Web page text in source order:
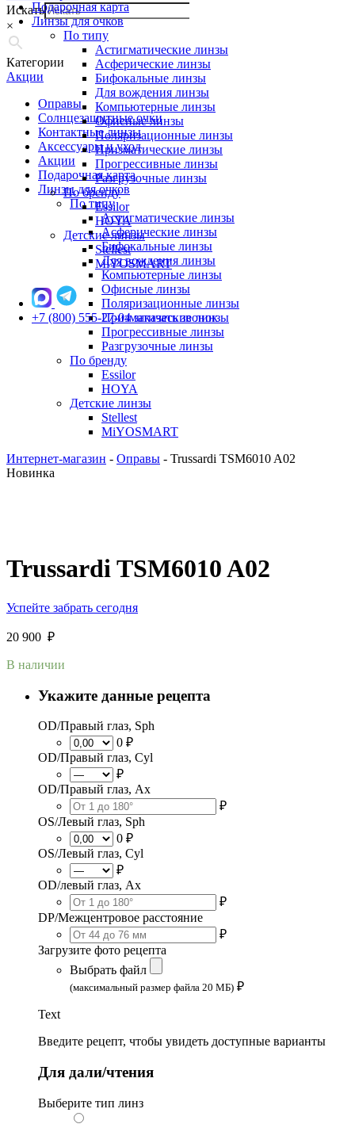
Искать
×
Категории
Акции
Оправы
Солнцезащитные очки
Контактные линзы
Аксессуары и уход
Акции
Подарочная карта
Линзы для очков
По типу
Астигматические линзы
Асферические линзы
Бифокальные линзы
Для вождения линзы
Компьютерные линзы
Офисные линзы
Поляризационные линзы
Призматические линзы
Прогрессивные линзы
Разгрузочные линзы
По бренду
Essilor
HOYA
Детские линзы
Stellest
MiYOSMART
Подарочная карта
Линзы для очков
По типу
Астигматические линзы
Асферические линзы
Бифокальные линзы
Для вождения линзы
Компьютерные линзы
Офисные линзы
Поляризационные линзы
Призматические линзы
Прогрессивные линзы
Разгрузочные линзы
По бренду
Essilor
HOYA
Детские линзы
Stellest
MiYOSMART
+7 (800) 555-27-04 заказать звонок
Интернет-магазин - Оправы - Trussardi TSM6010 A02
Новинка
Trussardi TSM6010 A02
Успейте забрать сегодня
20 900 ₽
В наличии
Укажите данные рецепта
OD/Правый глаз, Sph
0 ₽
OD/Правый глаз, Cyl
₽
OD/Правый глаз, Ax
₽
OS/Левый глаз, Sph
0 ₽
OS/Левый глаз, Cyl
₽
OD/левый глаз, Ax
₽
DP/Межцентровое расстояние
₽
Загрузите фото рецепта
Выбрать файл
(максимальный размер файла 20 МБ) ₽
Text
Введите рецепт, чтобы увидеть доступные варианты
Для дали/чтения
Выберите тип линз